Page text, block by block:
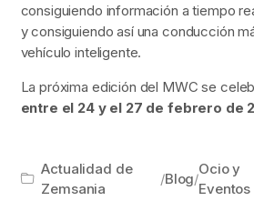
consiguiendo información a tiempo
y consiguiendo así una conducción
vehículo inteligente.
La próxima edición del MWC se
entre el 24 y el 27 de febrero de
Actualidad de
Zemsania
/Blog/
Ocio y
Eventos